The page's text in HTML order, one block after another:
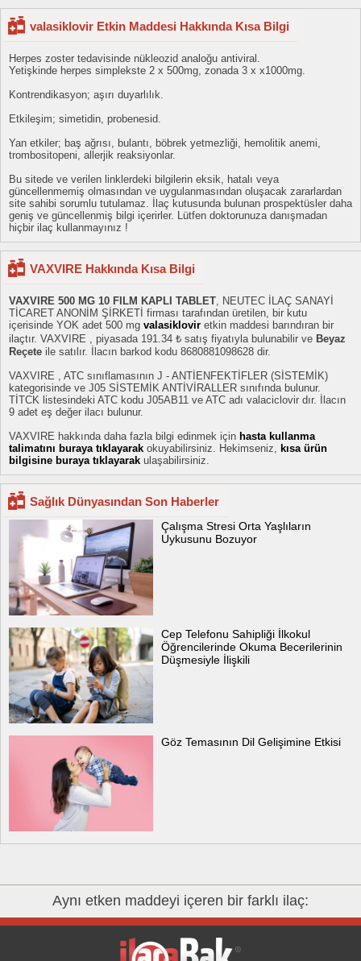
valasiklovir Etkin Maddesi Hakkında Kısa Bilgi
Herpes zoster tedavisinde nükleozid analoğu antiviral.
Yetişkinde herpes simplekste 2 x 500mg, zonada 3 x x1000mg.
Kontrendikasyon; aşırı duyarlılık.
Etkileşim; simetidin, probenesid.
Yan etkiler; baş ağrısı, bulantı, böbrek yetmezliği, hemolitik anemi,
trombositopeni, allerjik reaksiyonlar.
Bu sitede ve verilen linklerdeki bilgilerin eksik, hatalı veya
güncellenmemiş olmasından ve uygulanmasından oluşacak zararlardan
site sahibi sorumlu tutulamaz. İlaç kutusunda bulunan prospektüsler daha
geniş ve güncellenmiş bilgi içerirler. Lütfen doktorunuza danışmadan
hiçbir ilaç kullanmayınız !
VAXVIRE Hakkında Kısa Bilgi
VAXVIRE 500 MG 10 FILM KAPLI TABLET , NEUTEC İLAÇ SANAYİ
TİCARET ANONİM ŞİRKETİ firması tarafından üretilen, bir kutu
içerisinde YOK adet 500 mg valasiklovir etkin maddesi barındıran bir
ilaçtır. VAXVIRE , piyasada 191.34 ₺ satış fiyatıyla bulunabilir ve Beyaz
Reçete ile satılır. İlacın barkod kodu 8680881098628 dir.
VAXVIRE , ATC sınıflamasının J - ANTİENFEKTİFLER (SİSTEMİK)
kategorisinde ve J05 SİSTEMİK ANTİVİRALLER sınıfında bulunur.
TİTCK listesindeki ATC kodu J05AB11 ve ATC adı valaciclovir dır. İlacın
9 adet eş değer ilacı bulunur.
VAXVIRE hakkında daha fazla bilgi edinmek için hasta kullanma
talimatını buraya tıklayarak okuyabilirsiniz. Hekimseniz,
kısa ürün
bilgisine buraya tıklayarak ulaşabilirsiniz.
Sağlık Dünyasından Son Haberler
Çalışma Stresi Orta Yaşlıların
Uykusunu Bozuyor
Cep Telefonu Sahipliği İlkokul
Öğrencilerinde Okuma Becerilerinin
Düşmesiyle İlişkili
Göz Temasının Dil Gelişimine Etkisi
Aynı etken maddeyi içeren bir farklı ilaç: